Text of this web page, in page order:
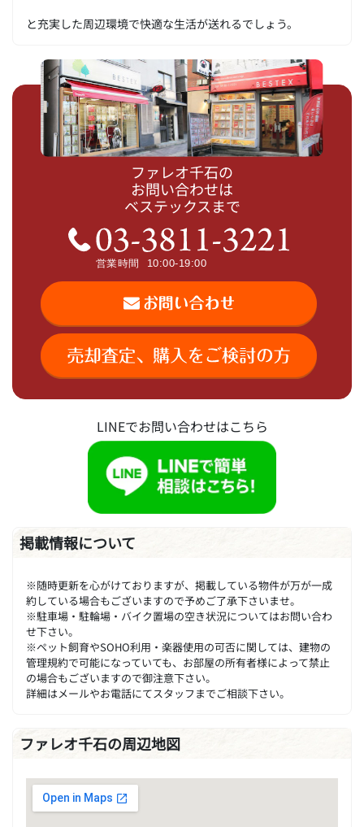
と充実した周辺環境で快適な生活が送れるでしょう。
ファレオ千石の
お問い合わせは
ベステックスまで
LINEでお問い合わせはこちら
掲載情報について
※随時更新を心がけておりますが、掲載している物件が万が一成
約している場合もございますので予めご了承下さいませ。
※駐車場・駐輪場・バイク置場の空き状況についてはお問い合わ
せ下さい。
※ペット飼育やSOHO利用・楽器使用の可否に関しては、建物の
管理規約で可能になっていても、お部屋の所有者様によって禁止
の場合もございますので御注意下さい。
詳細はメールやお電話にてスタッフまでご相談下さい。
ファレオ千石の周辺地図